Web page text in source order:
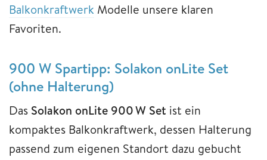
Balkonkraftwerk Modelle unsere klaren
Favoriten.
900 W Spartipp: Solakon onLite Set
(ohne Halterung)
Das Solakon onLite 900 W Set ist ein
kompaktes Balkonkraftwerk, dessen Halterung
passend zum eigenen Standort dazu gebucht